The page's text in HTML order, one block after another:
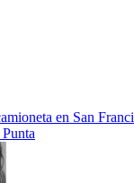
en San